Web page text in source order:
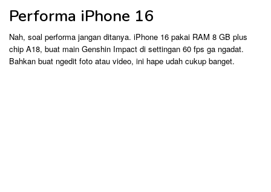
Performa iPhone 16
Nah, soal performa jangan ditanya. iPhone 16 pakai RAM 8 GB plus
chip A18, buat main Genshin Impact di settingan 60 fps ga ngadat.
Bahkan buat ngedit foto atau video, ini hape udah cukup banget.